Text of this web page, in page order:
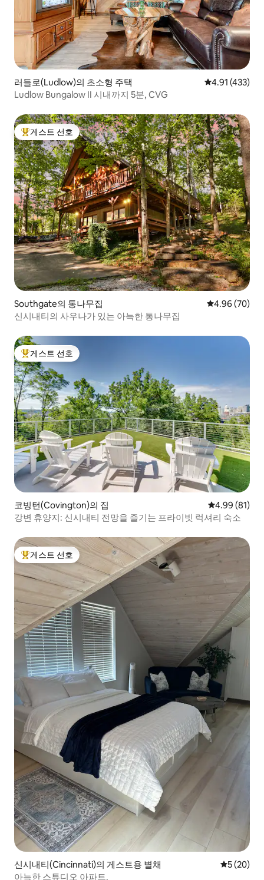
러들로(Ludlow)의 초소형 주택 평점 4.91점(5
4.91 (433)
Ludlow Bungalow II 시내까지 5분, CVG
상위 게스트 선호
게스트 선호
Southgate의 통나무집 평점 4.96점(5
4.96 (70)
신시내티의 사우나가 있는 아늑한 통나무집
상위 게스트 선호
게스트 선호
코빙턴(Covington)의 집 평점 4.99점(5
4.99 (81)
강변 휴양지: 신시내티 전망을 즐기는 프라이빗 럭셔리 숙소
상위 게스트 선호
게스트 선호
신시내티(Cincinnati)의 게스트용 별채 평점 5점(5
5 (20)
아늑한 스튜디오 아파트.